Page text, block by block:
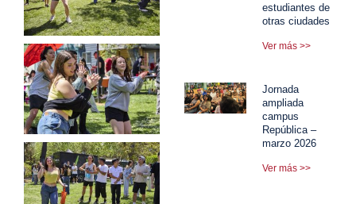
estudiantes de
otras ciudades
Ver más >>
Jornada
ampliada
campus
República –
marzo 2026
Ver más >>